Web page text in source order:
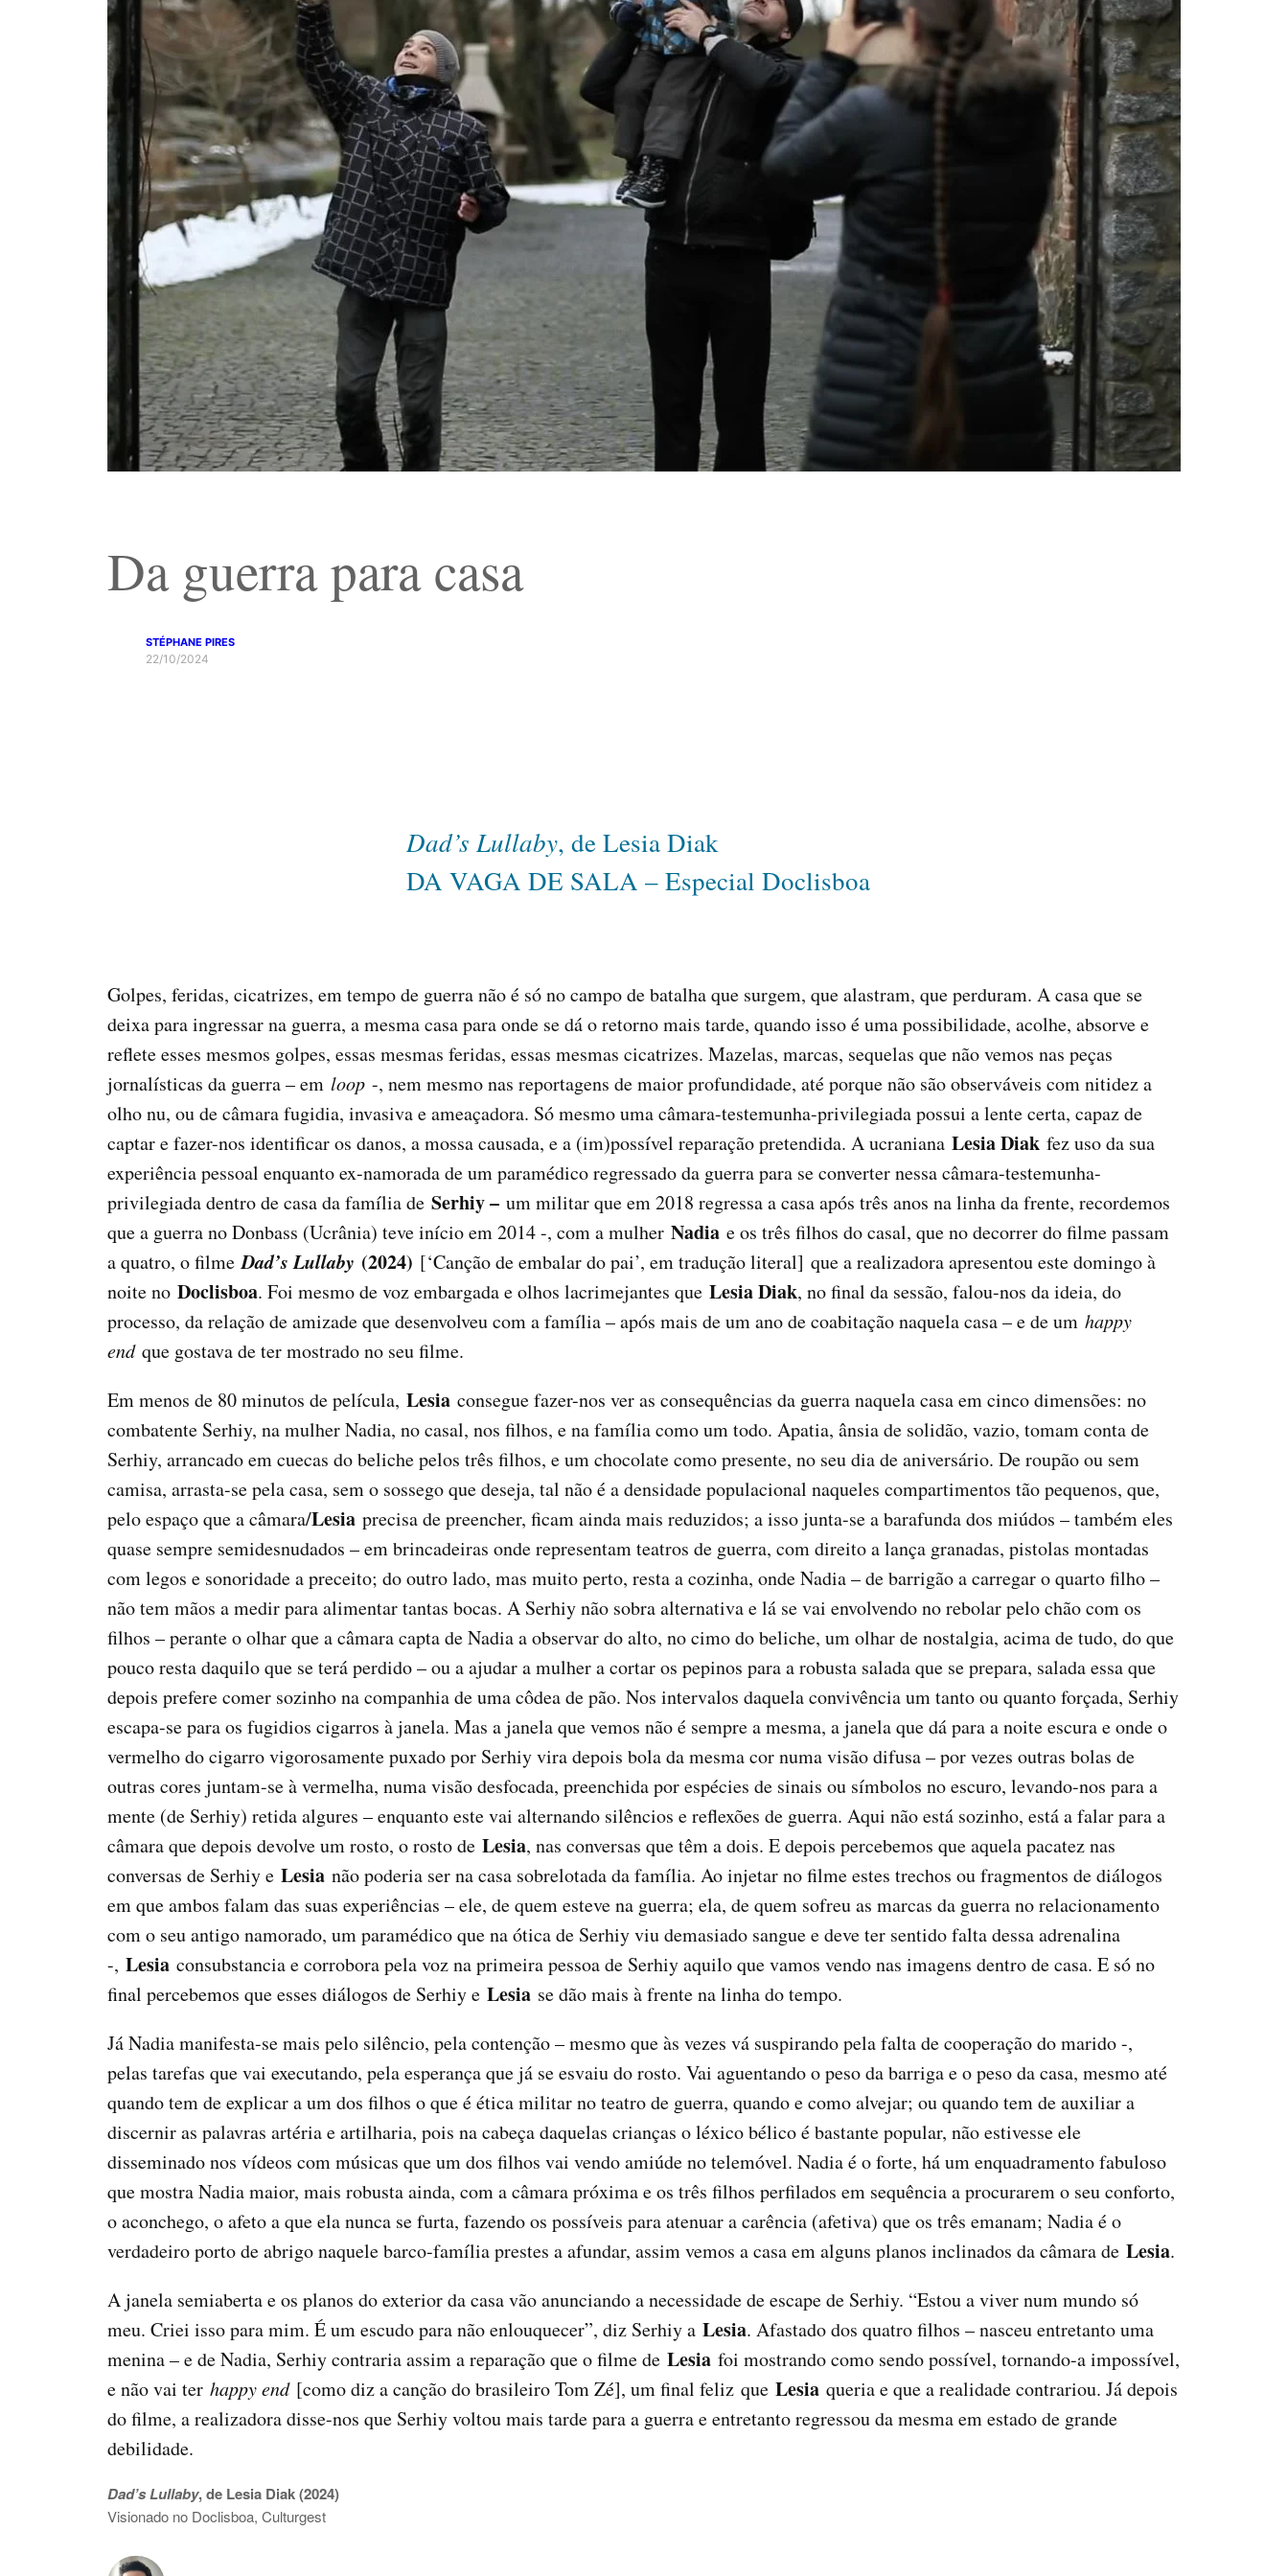
Da guerra para casa
STÉPHANE PIRES
22/10/2024
Dad’s Lullaby, de Lesia Diak
DA VAGA DE SALA – Especial Doclisboa
Golpes, feridas, cicatrizes, em tempo de guerra não é só no campo de batalha que surgem, que alastram, que perduram. A casa que se
deixa para ingressar na guerra, a mesma casa para onde se dá o retorno mais tarde, quando isso é uma possibilidade, acolhe, absorve e
reflete esses mesmos golpes, essas mesmas feridas, essas mesmas cicatrizes. Mazelas, marcas, sequelas que não vemos nas peças
jornalísticas da guerra – em loop -, nem mesmo nas reportagens de maior profundidade, até porque não são observáveis com nitidez a
olho nu, ou de câmara fugidia, invasiva e ameaçadora. Só mesmo uma câmara-testemunha-privilegiada possui a lente certa, capaz de
captar e fazer-nos identificar os danos, a mossa causada, e a (im)possível reparação pretendida. A ucraniana Lesia Diak fez uso da sua
experiência pessoal enquanto ex-namorada de um paramédico regressado da guerra para se converter nessa câmara-testemunha-
privilegiada dentro de casa da família de Serhiy – um militar que em 2018 regressa a casa após três anos na linha da frente, recordemos
que a guerra no Donbass (Ucrânia) teve início em 2014 -, com a mulher Nadia e os três filhos do casal, que no decorrer do filme passam
a quatro, o filmeDad’s Lullaby (2024) [‘Canção de embalar do pai’, em tradução literal] que a realizadora apresentou este domingo à
noite no Doclisboa. Foi mesmo de voz embargada e olhos lacrimejantes que Lesia Diak, no final da sessão, falou-nos da ideia, do
processo, da relação de amizade que desenvolveu com a família – após mais de um ano de coabitação naquela casa – e de um happy
endque gostava de ter mostrado no seu filme.
Em menos de 80 minutos de película, Lesia consegue fazer-nos ver as consequências da guerra naquela casa em cinco dimensões: no
combatente Serhiy, na mulher Nadia, no casal, nos filhos, e na família como um todo. Apatia, ânsia de solidão, vazio, tomam conta de
Serhiy, arrancado em cuecas do beliche pelos três filhos, e um chocolate como presente, no seu dia de aniversário. De roupão ou sem
camisa, arrasta-se pela casa, sem o sossego que deseja, tal não é a densidade populacional naqueles compartimentos tão pequenos, que,
pelo espaço que a câmara/Lesia precisa de preencher, ficam ainda mais reduzidos; a isso junta-se a barafunda dos miúdos – também eles
quase sempre semidesnudados – em brincadeiras onde representam teatros de guerra, com direito a lança granadas, pistolas montadas
com legos e sonoridade a preceito; do outro lado, mas muito perto, resta a cozinha, onde Nadia – de barrigão a carregar o quarto filho –
não tem mãos a medir para alimentar tantas bocas. A Serhiy não sobra alternativa e lá se vai envolvendo no rebolar pelo chão com os
filhos – perante o olhar que a câmara capta de Nadia a observar do alto, no cimo do beliche, um olhar de nostalgia, acima de tudo, do que
pouco resta daquilo que se terá perdido – ou a ajudar a mulher a cortar os pepinos para a robusta salada que se prepara, salada essa que
depois prefere comer sozinho na companhia de uma côdea de pão. Nos intervalos daquela convivência um tanto ou quanto forçada, Serhiy
escapa-se para os fugidios cigarros à janela. Mas a janela que vemos não é sempre a mesma, a janela que dá para a noite escura e onde o
vermelho do cigarro vigorosamente puxado por Serhiy vira depois bola da mesma cor numa visão difusa – por vezes outras bolas de
outras cores juntam-se à vermelha, numa visão desfocada, preenchida por espécies de sinais ou símbolos no escuro, levando-nos para a
mente (de Serhiy) retida algures – enquanto este vai alternando silêncios e reflexões de guerra. Aqui não está sozinho, está a falar para a
câmara que depois devolve um rosto, o rosto de Lesia, nas conversas que têm a dois. E depois percebemos que aquela pacatez nas
conversas de Serhiy e Lesia não poderia ser na casa sobrelotada da família. Ao injetar no filme estes trechos ou fragmentos de diálogos
em que ambos falam das suas experiências – ele, de quem esteve na guerra; ela, de quem sofreu as marcas da guerra no relacionamento
com o seu antigo namorado, um paramédico que na ótica de Serhiy viu demasiado sangue e deve ter sentido falta dessa adrenalina
-, Lesia consubstancia e corrobora pela voz na primeira pessoa de Serhiy aquilo que vamos vendo nas imagens dentro de casa. E só no
final percebemos que esses diálogos de Serhiy e Lesia se dão mais à frente na linha do tempo.
Já Nadia manifesta-se mais pelo silêncio, pela contenção – mesmo que às vezes vá suspirando pela falta de cooperação do marido -,
pelas tarefas que vai executando, pela esperança que já se esvaiu do rosto. Vai aguentando o peso da barriga e o peso da casa, mesmo até
quando tem de explicar a um dos filhos o que é ética militar no teatro de guerra, quando e como alvejar; ou quando tem de auxiliar a
discernir as palavras artéria e artilharia, pois na cabeça daquelas crianças o léxico bélico é bastante popular, não estivesse ele
disseminado nos vídeos com músicas que um dos filhos vai vendo amiúde no telemóvel. Nadia é o forte, há um enquadramento fabuloso
que mostra Nadia maior, mais robusta ainda, com a câmara próxima e os três filhos perfilados em sequência a procurarem o seu conforto,
o aconchego, o afeto a que ela nunca se furta, fazendo os possíveis para atenuar a carência (afetiva) que os três emanam; Nadia é o
verdadeiro porto de abrigo naquele barco-família prestes a afundar, assim vemos a casa em alguns planos inclinados da câmara de Lesia.
A janela semiaberta e os planos do exterior da casa vão anunciando a necessidade de escape de Serhiy. “Estou a viver num mundo só
meu. Criei isso para mim. É um escudo para não enlouquecer”, diz Serhiy a Lesia. Afastado dos quatro filhos – nasceu entretanto uma
menina – e de Nadia, Serhiy contraria assim a reparação que o filme de Lesia foi mostrando como sendo possível, tornando-a impossível,
e não vai ter happy end [como diz a canção do brasileiro Tom Zé], um final feliz que Lesia queria e que a realidade contrariou. Já depois
do filme, a realizadora disse-nos que Serhiy voltou mais tarde para a guerra e entretanto regressou da mesma em estado de grande
debilidade.
Dad’s Lullaby, de Lesia Diak (2024)
Visionado no Doclisboa, Culturgest